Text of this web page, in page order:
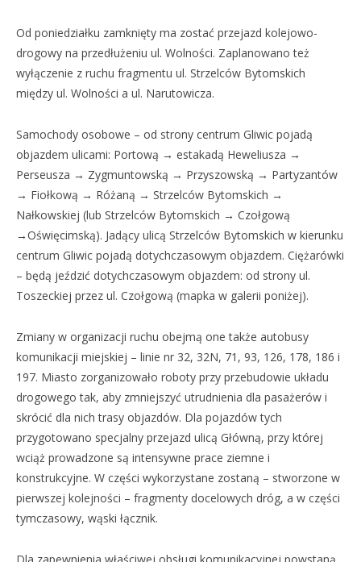
Od poniedziałku zamknięty ma zostać przejazd kolejowo-
drogowy na przedłużeniu ul. Wolności. Zaplanowano też
wyłączenie z ruchu fragmentu ul. Strzelców Bytomskich
między ul. Wolności a ul. Narutowicza.
Samochody osobowe – od strony centrum Gliwic pojadą
objazdem ulicami: Portową → estakadą Heweliusza →
Perseusza → Zygmuntowską → Przyszowską → Partyzantów
→ Fiołkową → Różaną → Strzelców Bytomskich →
Nałkowskiej (lub Strzelców Bytomskich → Czołgową
→Oświęcimską). Jadący ulicą Strzelców Bytomskich w kierunku
centrum Gliwic pojadą dotychczasowym objazdem. Ciężarówki
– będą jeździć dotychczasowym objazdem: od strony ul.
Toszeckiej przez ul. Czołgową (mapka w galerii poniżej).
Zmiany w organizacji ruchu obejmą one także autobusy
komunikacji miejskiej – linie nr 32, 32N, 71, 93, 126, 178, 186 i
197. Miasto zorganizowało roboty przy przebudowie układu
drogowego tak, aby zmniejszyć utrudnienia dla pasażerów i
skrócić dla nich trasy objazdów. Dla pojazdów tych
przygotowano specjalny przejazd ulicą Główną, przy której
wciąż prowadzone są intensywne prace ziemne i
konstrukcyjne. W części wykorzystane zostaną – stworzone w
pierwszej kolejności – fragmenty docelowych dróg, a w części
tymczasowy, wąski łącznik.